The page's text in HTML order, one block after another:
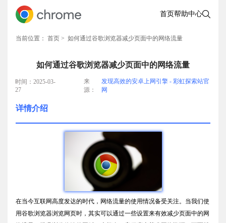
首页帮助中心
当前位置： 首页 > 如何通过谷歌浏览器减少页面中的网络流量
如何通过谷歌浏览器减少页面中的网络流量
时间：2025-03-
27
来
源：
发现高效的安卓上网引擎 - 彩虹探索站官
网
详情介绍
在当今互联网高度发达的时代，网络流量的使用情况备受关注。当我们使
用谷歌浏览器浏览网页时，其实可以通过一些设置来有效减少页面中的网